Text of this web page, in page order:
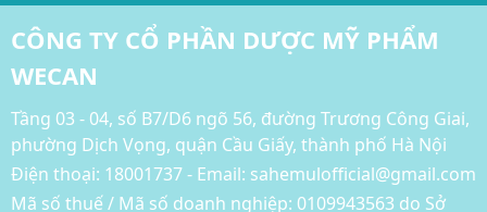
CÔNG TY CỔ PHẦN DƯỢC MỸ PHẨM
WECAN
Tầng 03 - 04, số B7/D6 ngõ 56, đường Trương Công Giai,
phường Dịch Vọng, quận Cầu Giấy, thành phố Hà Nội
Điện thoại: 18001737 - Email: sahemulofficial@gmail.com
Mã số thuế / Mã số doanh nghiệp: 0109943563 do Sở